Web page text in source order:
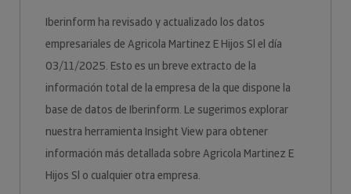
Iberinform ha revisado y actualizado los datos
empresariales de Agricola Martinez E Hijos Sl el día
03/11/2025. Esto es un breve extracto de la
información total de la empresa de la que dispone la
base de datos de Iberinform. Le sugerimos explorar
nuestra herramienta Insight View para obtener
información más detallada sobre Agricola Martinez E
Hijos Sl o cualquier otra empresa.